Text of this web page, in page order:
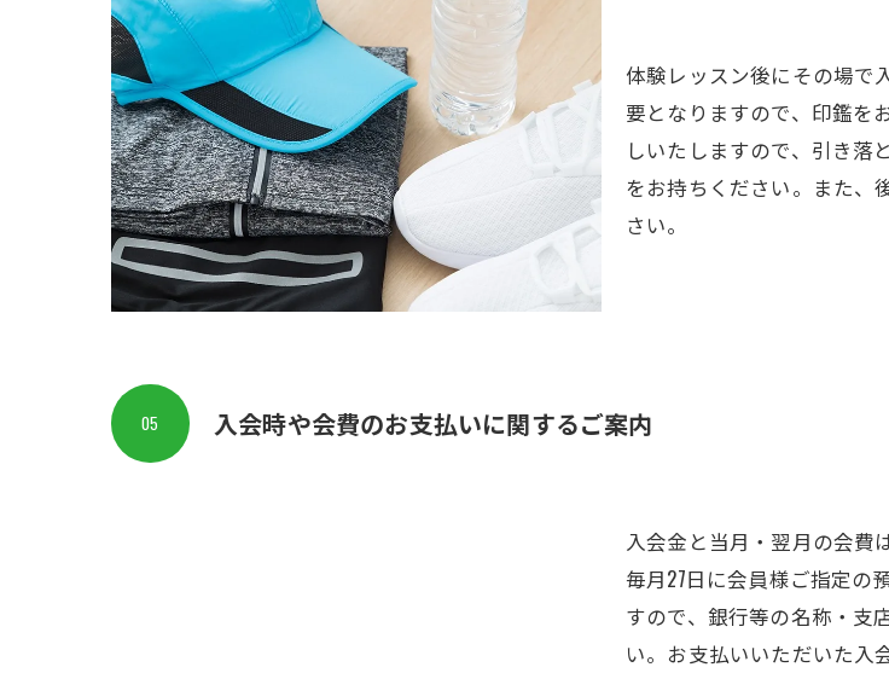
体験レッスン後にその場で
要となりますので、印鑑を
しいたしますので、引き落
をお持ちください。また、
さい。
入会時や会費のお支払いに関するご案内
05
入会金と当月・翌月の会費
毎月27日に会員様ご指定の
すので、銀行等の名称・支
い。お支払いいただいた入